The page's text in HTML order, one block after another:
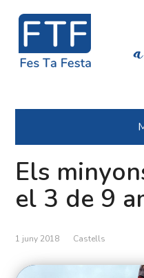
Els
el 3 de 9
1 juny 2018 Castells